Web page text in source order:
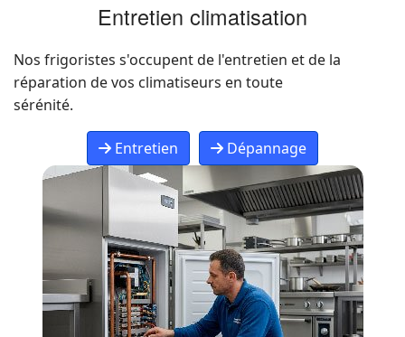
Entretien climatisation
Nos frigoristes s'occupent de l'entretien et de la
réparation de vos climatiseurs en toute
sérénité.
Entretien Dépannage